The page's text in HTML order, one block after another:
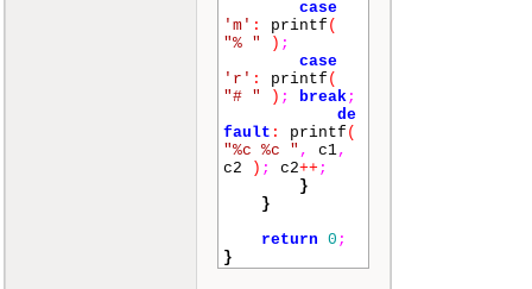
case
'm' : printf (
"% "
) ;
case
'r' : printf (
"# "
) ; break;
de
fault : printf (
"%c %c " , c1,
c2
) ; c2++ ;
}
}
return 0 ;
}